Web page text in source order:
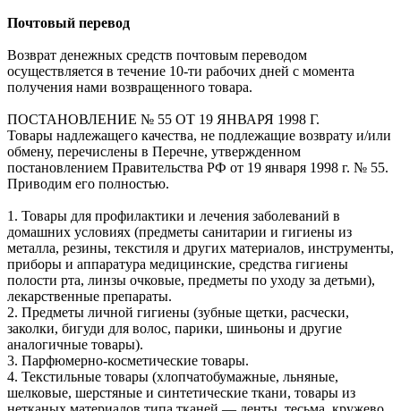
Почтовый перевод
Возврат денежных средств почтовым переводом
осуществляется в течение 10-ти рабочих дней с момента
получения нами возвращенного товара.
ПОСТАНОВЛЕНИЕ № 55 ОТ 19 ЯНВАРЯ 1998 Г.
Товары надлежащего качества, не подлежащие возврату и/или
обмену, перечислены в Перечне, утвержденном
постановлением Правительства РФ от 19 января 1998 г. № 55.
Приводим его полностью.
1. Товары для профилактики и лечения заболеваний в
домашних условиях (предметы санитарии и гигиены из
металла, резины, текстиля и других материалов, инструменты,
приборы и аппаратура медицинские, средства гигиены
полости рта, линзы очковые, предметы по уходу за детьми),
лекарственные препараты.
2. Предметы личной гигиены (зубные щетки, расчески,
заколки, бигуди для волос, парики, шиньоны и другие
аналогичные товары).
3. Парфюмерно-косметические товары.
4. Текстильные товары (хлопчатобумажные, льняные,
шелковые, шерстяные и синтетические ткани, товары из